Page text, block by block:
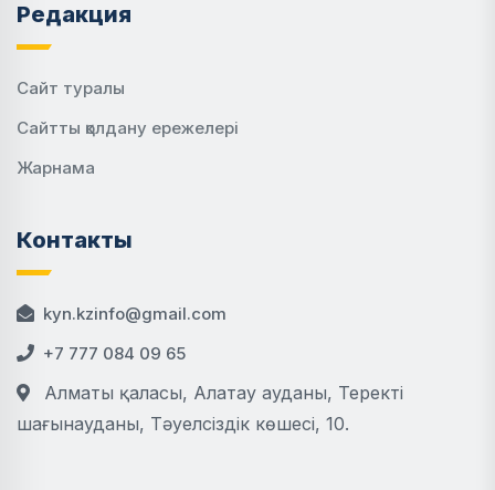
Редакция
Сайт туралы
Сайтты қолдану ережелері
Жарнама
Контакты
kyn.kzinfo@gmail.com
+7 777 084 09 65
Алматы қаласы, Алатау ауданы, Теректі
шағынауданы, Тәуелсіздік көшесі, 10.